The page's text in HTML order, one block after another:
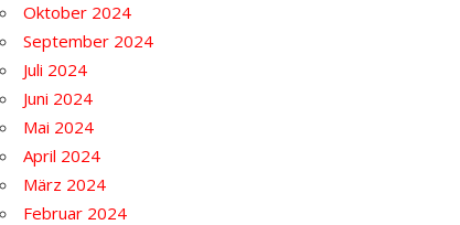
Oktober 2024
September 2024
Juli 2024
Juni 2024
Mai 2024
April 2024
März 2024
Februar 2024